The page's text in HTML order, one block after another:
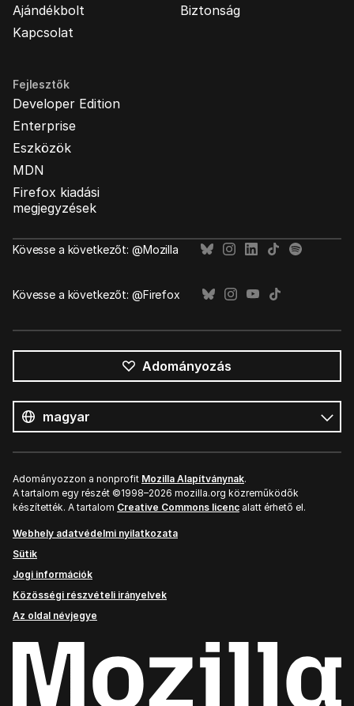
Ajándékbolt
Kapcsolat
Biztonság
Fejlesztők
Developer Edition
Enterprise
Eszközök
MDN
Firefox kiadási
megjegyzések
Kövesse a következőt: @Mozilla
Kövesse a következőt: @Firefox
Adományozás
nyelv
Nyelv
Adományozzon a nonprofit Mozilla Alapítványnak.
A tartalom egy részét ©1998–2026 mozilla.org közreműködők
készítették. A tartalom Creative Commons licenc alatt érhető el.
Webhely adatvédelmi nyilatkozata
Sütik
Jogi információk
Közösségi részvételi irányelvek
Az oldal névjegye